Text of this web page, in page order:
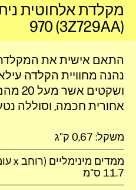
התאם אישית את
נהנה מחוויית הקלדה
אחורית חכמה, וסוללה
משקל: 0,67 ק"ג
970 (3Z729AA)